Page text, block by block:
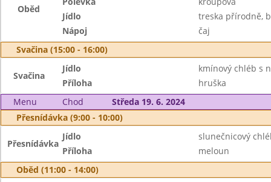
Oběd
Jídlo
treska přírodně,
Nápoj
čaj
Svačina (15:00 - 16:00)
Svačina
Jídlo
kmínový chléb s
Příloha
hruška
Menu
Chod
Středa 19. 6. 2024
Přesnídávka (9:00 - 10:00)
Přesnídávka
Jídlo
slunečnicový
Příloha
meloun
Oběd (11:00 - 14:00)